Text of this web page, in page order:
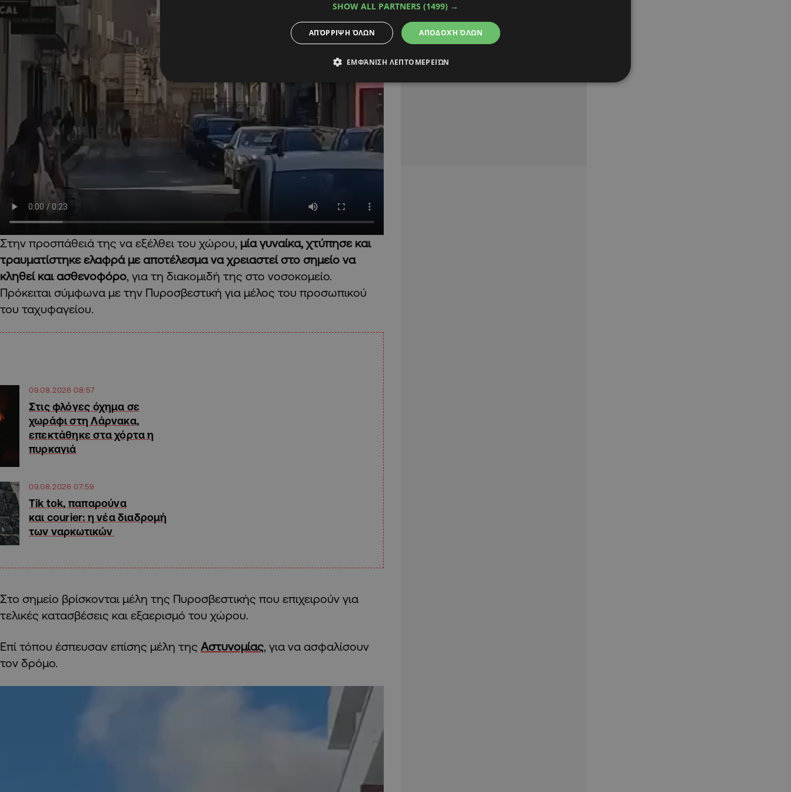
Στην προσπάθειά της να εξέλθει του χώρου, μία γυναίκα, χτύπησε και
τραυματίστηκε ελαφρά με αποτέλεσμα να χρειαστεί στο σημείο να
κληθεί και ασθενοφόρο, για τη διακομιδή της στο νοσοκομείο.
Πρόκειται σύμφωνα με την Πυροσβεστική για μέλος του προσωπικού
του ταχυφαγείου.
09.08.2026 08:57
Στις φλόγες όχημα σε
χωράφι στη Λάρνακα,
επεκτάθηκε στα χόρτα η
πυρκαγιά
09.08.2026 07:59
Tik tok, παπαρούνα
και courier: η νέα διαδρομή
των ναρκωτικών
Στο σημείο βρίσκονται μέλη της Πυροσβεστικής που επιχειρούν για
τελικές κατασβέσεις και εξαερισμό του χώρου.
Επί τόπου έσπευσαν επίσης μέλη της Αστυνομίας, για να ασφαλίσουν
τον δρόμο.
SHOW ALL PARTNERS (1499) →
ΑΠΟΔΟΧΉ ΌΛΩΝ
ΑΠΌΡΡΙΨΗ ΌΛΩΝ
ΕΜΦΆΝΙΣΗ ΛΕΠΤΟΜΕΡΕΙΏΝ